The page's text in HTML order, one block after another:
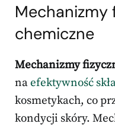
Mechanizmy
chemiczne
Mechanizmy
naefektywność
kosmetykach, co
kondycji skóry.